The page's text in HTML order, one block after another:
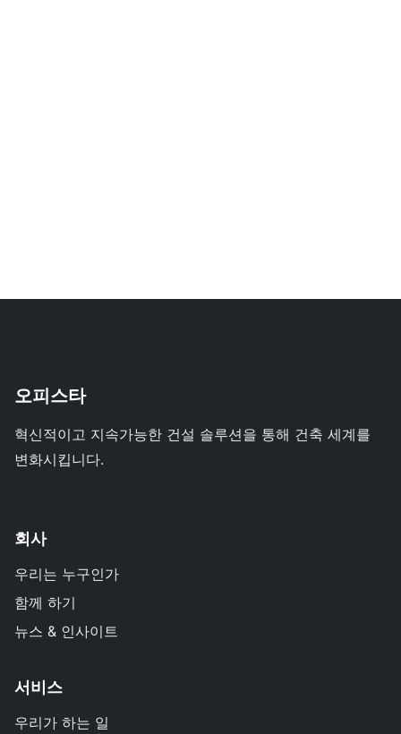
오피스타
혁신적이고 지속가능한 건설 솔루션을 통해 건축 세계를
변화시킵니다.
회사
우리는 누구인가
함께 하기
뉴스 & 인사이트
서비스
우리가 하는 일